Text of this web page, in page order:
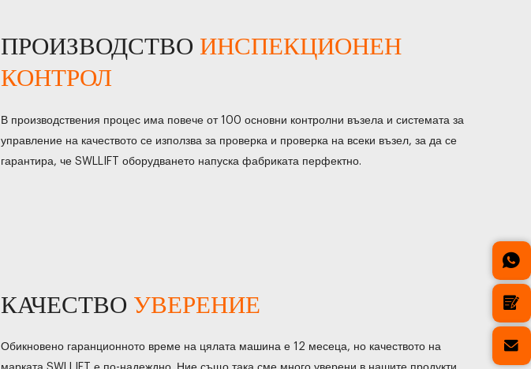
ПРОИЗВОДСТВО ИНСПЕКЦИОНЕН
КОНТРОЛ
В производствения процес има повече от 100 основни контролни възела и системата за
управление на качеството се използва за проверка и проверка на всеки възел, за да се
гарантира, че SWLLIFT оборудването напуска фабриката перфектно.
КАЧЕСТВО УВЕРЕНИЕ
Обикновено гаранционното време на цялата машина е 12 месеца, но качеството на